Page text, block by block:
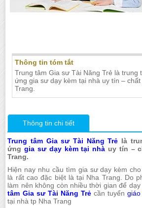
Thông tin tóm tắt
Trung tâm Gia sư Tài Năng Trẻ là trung
ứng gia sư dạy kèm tại nhà uy tín –
Trang.
Thông tin chi tiết
Trung tâm Gia sư Tài Năng Trẻ là
ứnggia sư dạy kèm tại nhà uy tín –
Trang.
Hiện nay nhu cầu tìm gia sư dạy kèm
là rất cao đặc biệt là tại Nha Trang. Do
làm nên không còn nhiều thời gian để
tâm Gia sư Tài Năng Trẻcần tuyển
tại nhà tp Nha Trang